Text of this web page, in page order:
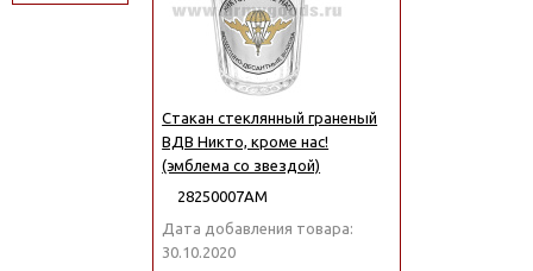
Стакан стеклянный граненый
ВДВ Никто, кроме нас!
(эмблема со звездой)
28250007АМ
Дата добавления товара:
30.10.2020